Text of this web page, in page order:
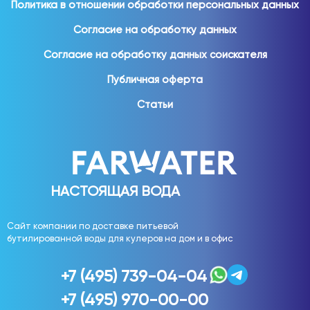
Для домашнего использования востребованы:
вода 19 литров;
вода 1,5 литра;
Различные форматы позволяют выбрать удобное
Обеспечение сотрудников качественной питьевой
водой является важной частью комфортного рабочего
пространства.
Вода используется:
НАСТОЯЩАЯ ВОДА
Сайт компании по доставке питьевой
бутилированной воды для кулеров на дом и в офис
Политика в отношении обработки персональных данных
Согласие на обработку данных
Согласие на обработку данных соискателя
Публичная оферта
Статьи
+7 (495) 739-04-04
+7 (495) 970-00-00